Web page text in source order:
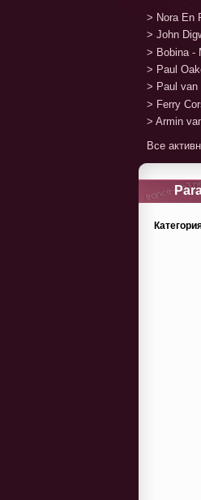
> Nora En
> John
> Bobina -
> Paul
> Paul van
> Ferry
> Armin
Все